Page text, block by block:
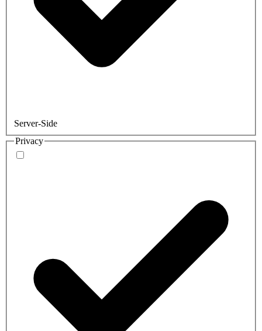
Server-Side
Privacy